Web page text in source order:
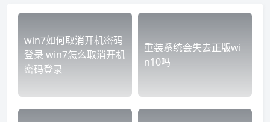
win7如何取消开机密码
登录 win7怎么取消开机
密码登录
重装系统会失去正版wi
n10吗